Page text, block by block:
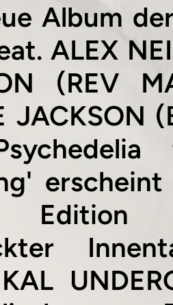
Album
ALEX
(REV
JACKSON
Edition